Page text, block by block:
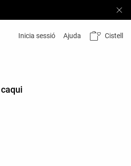
Inicia sessió Ajuda Cistell